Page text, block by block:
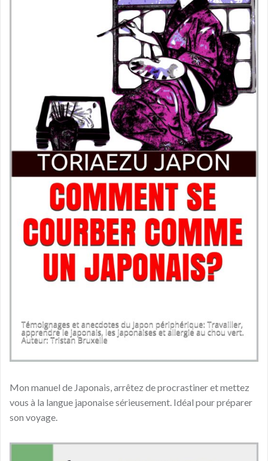
Mon manuel de Japonais, arrêtez de procrastiner et mettez
vous à la langue japonaise sérieusement. Idéal pour préparer
son voyage.